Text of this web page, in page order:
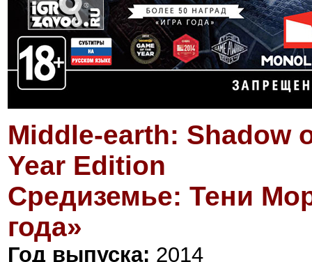
Middle-earth: Shadow
Year Edition
Средиземье: Тени
года»
Год выпуска: 2014